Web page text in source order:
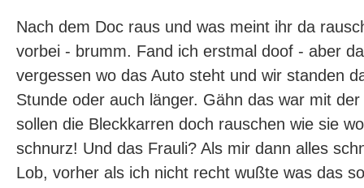
Nach dem Doc raus und was meint ihr da
vorbei - brumm. Fand ich erstmal doof - aber
vergessen wo das Auto steht und wir standen
Stunde oder auch länger. Gähn das war mit
sollen die Bleckkarren doch rauschen wie sie
schnurz! Und das Frauli? Als mir dann alles
Lob, vorher als ich nicht recht wußte was das